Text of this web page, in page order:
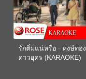
รักติ๋มแน่หรือ - หงษ์ทอง
ดาวอุดร (KARAOKE)